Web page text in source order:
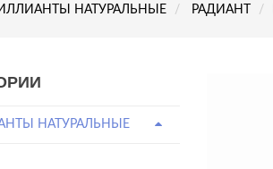
НАТУРАЛЬНЫЕ РАДИАНТ
НАТУРАЛЬНЫЕ